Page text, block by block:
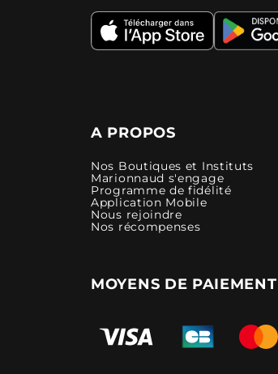
A PROPOS
Nos Boutiques et Instituts
Marionnaud s'engage
Programme de fidélité
Application Mobile
Nous rejoindre
Nos récompenses
MOYENS DE